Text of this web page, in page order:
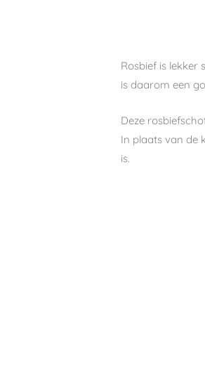
Rosbief is lekker
is daarom een
Deze
In plaats van de
is.